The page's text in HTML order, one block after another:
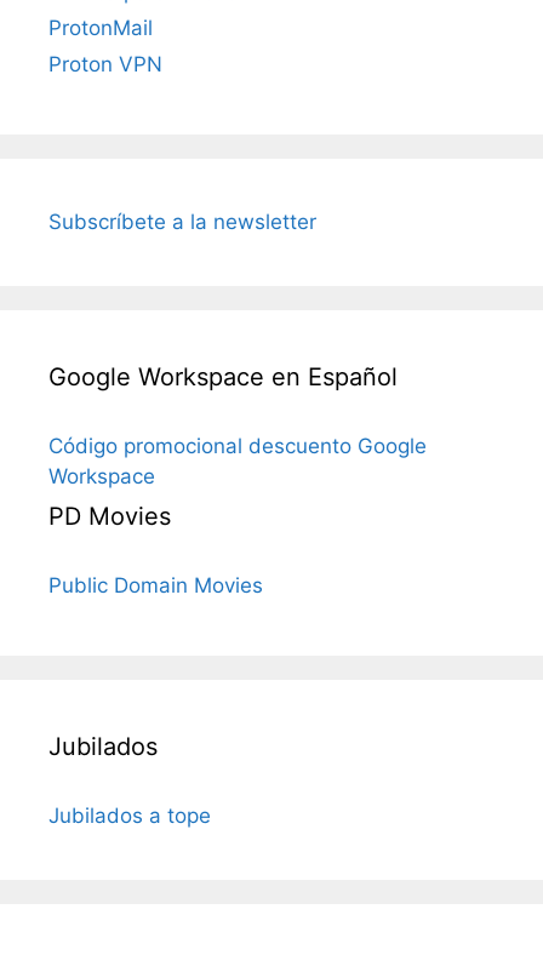
ProtonMail
Proton VPN
Subscríbete a la newsletter
Google Workspace en Español
Código promocional descuento Google
Workspace
PD Movies
Public Domain Movies
Jubilados
Jubilados a tope